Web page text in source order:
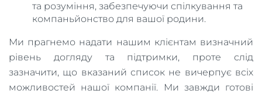
та розуміння, забезпечуючи спілкування та
компаньйонство для вашої родини.
Ми прагнемо надати нашим клієнтам визначний
рівень догляду та підтримки, проте слід
зазначити, що вказаний список не вичерпує всіх
можливостей нашої компанії. Ми завжди готові